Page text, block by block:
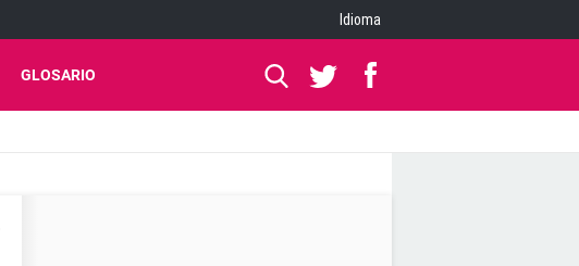
Idioma
GLOSARIO